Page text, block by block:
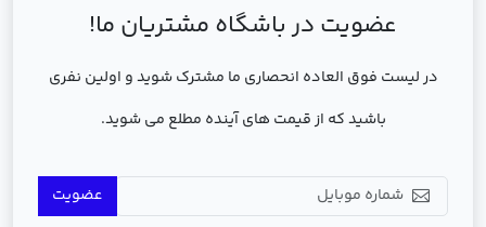
عضویت در باشگاه مشتریان ما!
در لیست فوق العاده انحصاری ما مشترک شوید و اولین نفری
باشید که از قیمت های آینده مطلع می شوید.
عضویت